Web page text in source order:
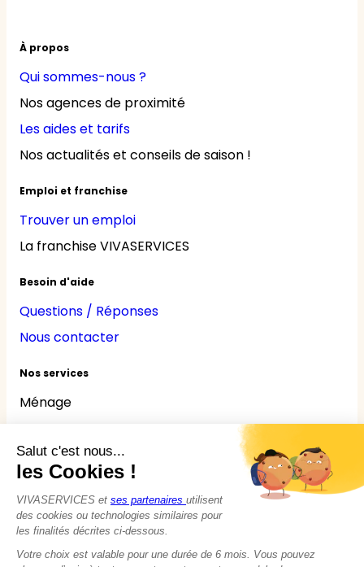
À propos
Qui sommes-nous ?
Nos agences de proximité
Les aides et tarifs
Nos actualités et conseils de saison !
Emploi et franchise
Trouver un emploi
La franchise VIVASERVICES
Besoin d'aide
Questions / Réponses
Nous contacter
Nos services
Ménage
Jardinage
Bricolage
Nounou
Seniors
Handicaps